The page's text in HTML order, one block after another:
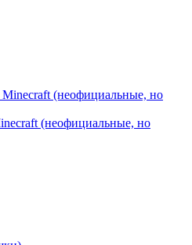
(неофициальные, но